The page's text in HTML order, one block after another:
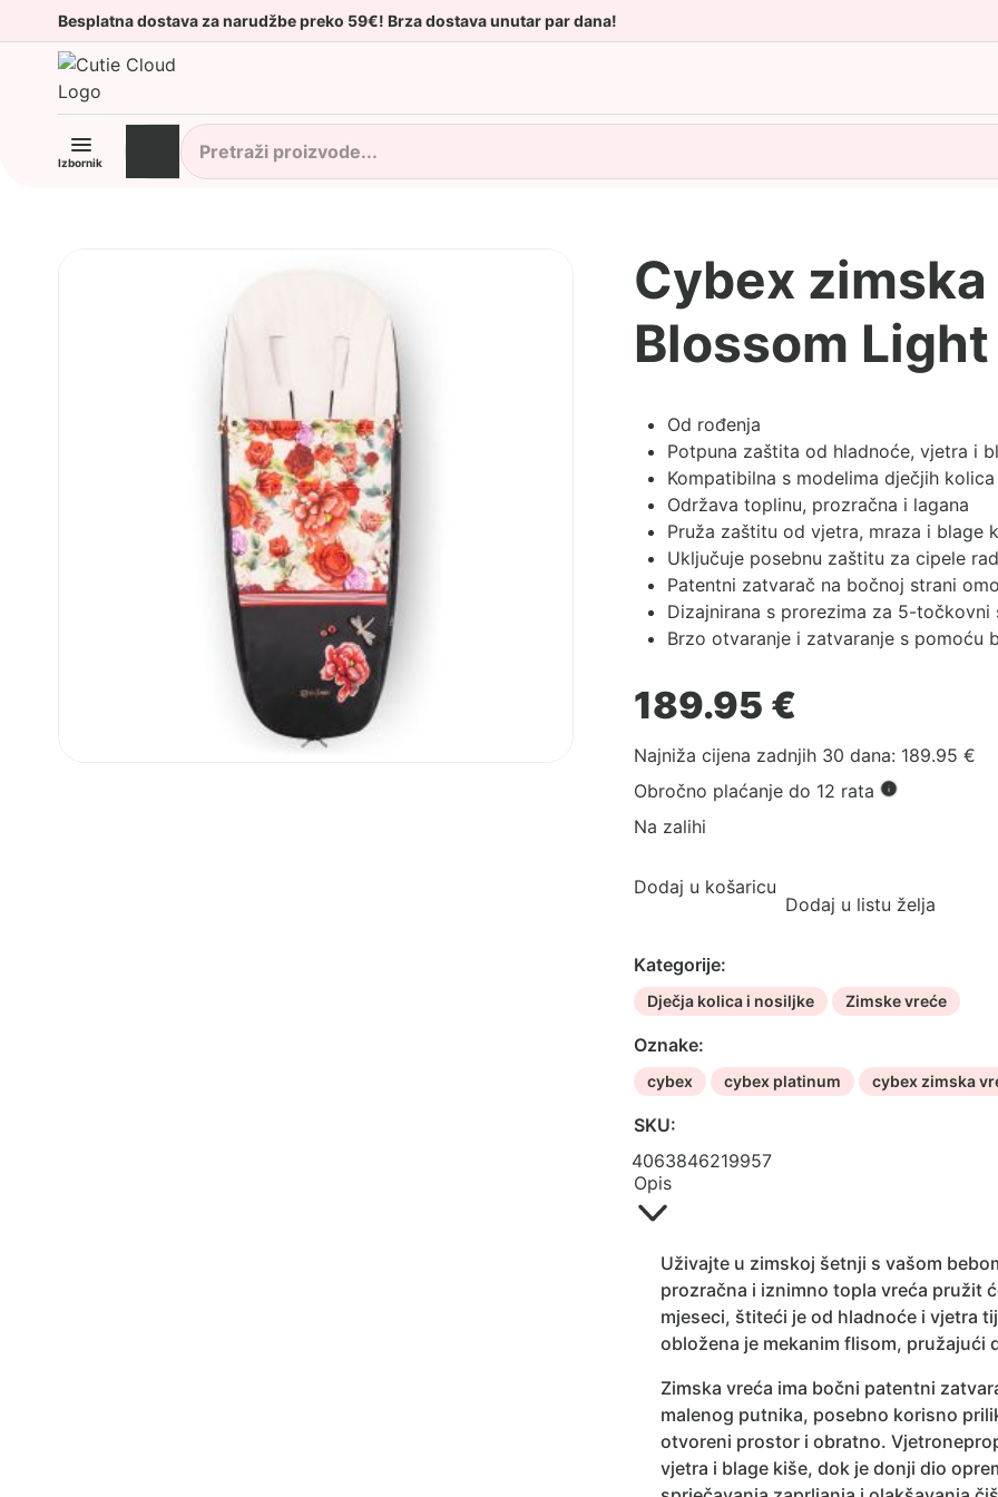
Besplatna dostava za narudžbe preko 59€! Brza dostava unutar par dana!
Izbornik
Cybex
Blossom Light
Od rođenja
Potpuna zaštita od hladnoće, vjetra i
Kompatibilna s modelima dječjih
Održava toplinu, prozračna i lagana
Pruža zaštitu od vjetra, mraza i blage
Uključuje posebnu zaštitu za cipele
Patentni zatvarač na bočnoj strani
Dizajnirana s prorezima za 5-točkovni
Brzo otvaranje i zatvaranje s pomoću
189.95 €
Najniža cijena zadnjih 30 dana: 189.95 €
Obročno plaćanje do 12 rata
Na zalihi
Dodaj u košaricu
Dodaj u listu želja
Kategorije:
Dječja kolica i nosiljke Zimske vreće
Oznake:
cybex cybex platinum cybex zimska
SKU:
4063846219957
Opis
Uživajte u zimskoj šetnji s vašom
prozračna i iznimno topla vreća pružit
mjeseci, štiteći je od hladnoće i vjetra
obložena je mekanim flisom, pružajući
Zimska vreća ima bočni patentni
malenog putnika, posebno korisno
otvoreni prostor i obratno.
vjetra i blage kiše, dok je donji dio